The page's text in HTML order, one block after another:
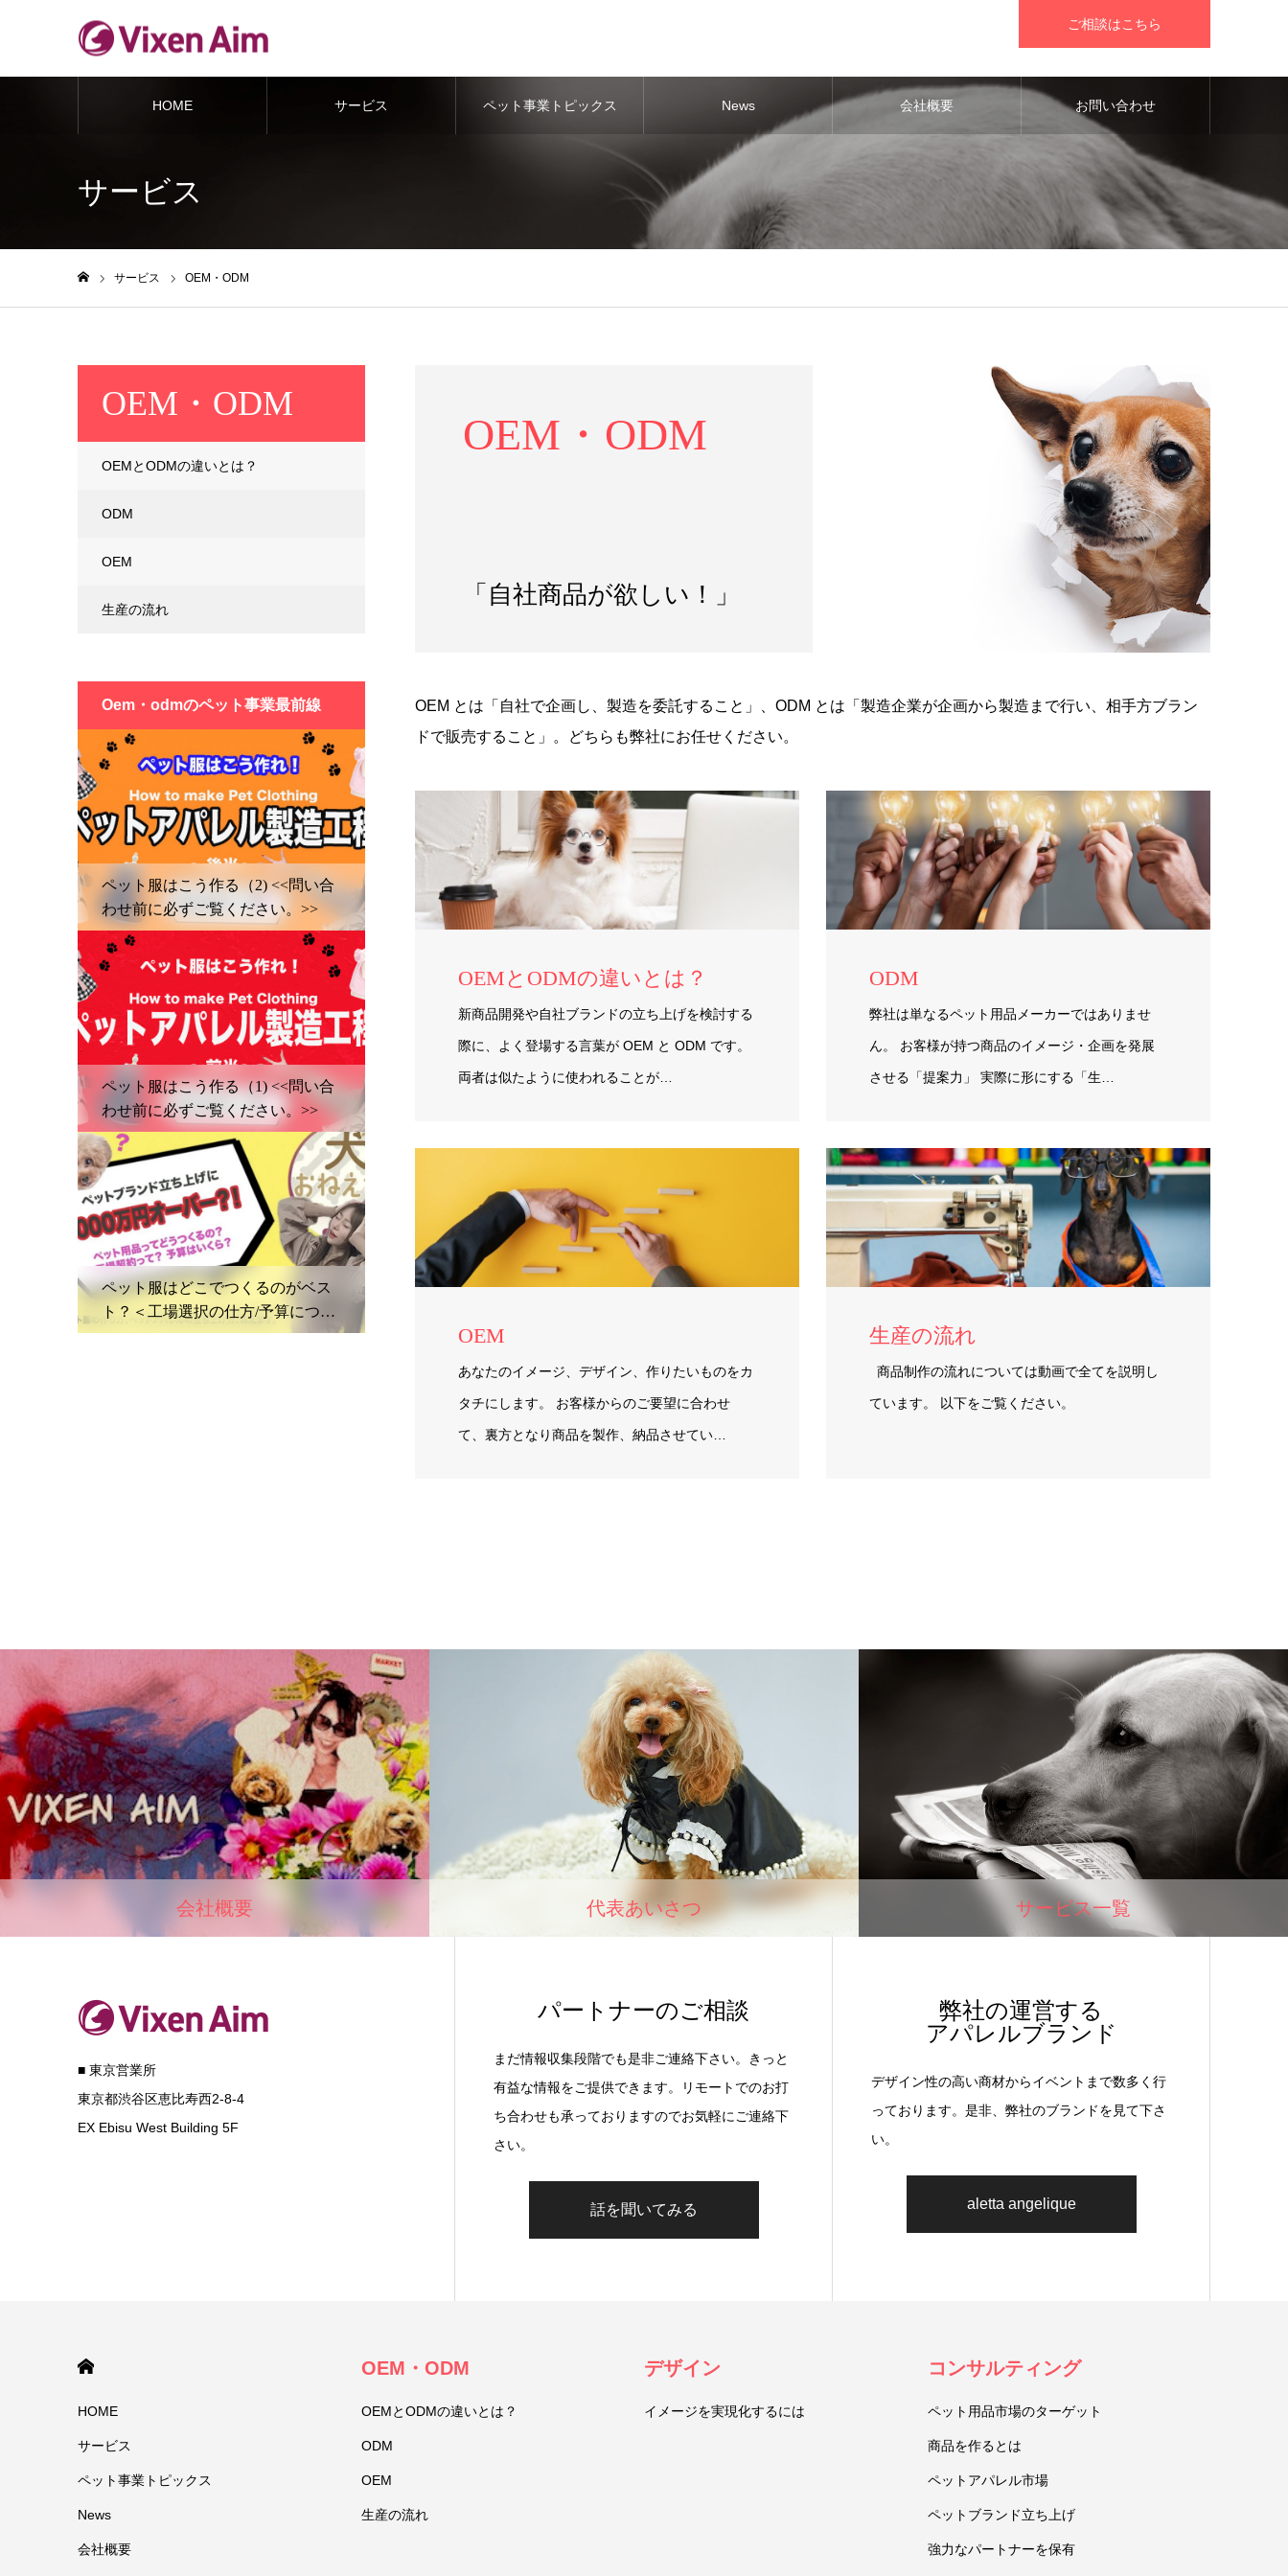
ご相談はこちら
HOME サービス ペット事業トピックス News 会社概要 お問い合わせ
サービス
サービス OEM・ODM
OEM・ODM
「自社商品が欲しい！」
OEM とは「自社で企画し、製造を委託すること」、ODM とは「製造企業が企画から製造まで行い、相手方ブラン
ドで販売すること」。どちらも弊社にお任せください。
OEMとODMの違いとは？
新商品開発や自社ブランドの立ち上げを検討する
際に、よく登場する言葉が OEM と ODM です。
両者は似たように使われることが…
ODM
弊社は単なるペット用品メーカーではありませ
ん。 お客様が持つ商品のイメージ・企画を発展
させる「提案力」 実際に形にする「生…
OEM
あなたのイメージ、デザイン、作りたいものをカ
タチにします。 お客様からのご要望に合わせ
て、裏方となり商品を製作、納品させてい…
生産の流れ
ています。 以下をご覧ください。
OEM・ODM
OEMとODMの違いとは？
ODM
OEM
生産の流れ
oem・odmのペット事業最前線
ペット服はこう作る（2) <<問い合
わせ前に必ずご覧ください。>>
ペット服はこう作る（1) <<問い合
わせ前に必ずご覧ください。>>
ペット服はどこでつくるのがベス
ト？＜工場選択の仕方/予算につい
て＞
会社概要 代表あいさつ サービス一覧
■ 東京営業所
東京都渋谷区恵比寿西2-8-4
EX Ebisu West Building 5F
パートナーのご相談
まだ情報収集段階でも是非ご連絡下さい。きっと
有益な情報をご提供できます。リモートでのお打
ち合わせも承っておりますのでお気軽にご連絡下
さい。
話を聞いてみる
弊社の運営する
アパレルブランド
デザイン性の高い商材からイベントまで数多く行
っております。是非、弊社のブランドを見て下さ
い。
aletta angelique
HOME
サービス
ペット事業トピックス
News
会社概要
OEM・ODM
OEMとODMの違いとは？
ODM
OEM
生産の流れ
デザイン
イメージを実現化するには
コンサルティング
ペット用品市場のターゲット
商品を作るとは
ペットアパレル市場
ペットブランド立ち上げ
強力なパートナーを保有